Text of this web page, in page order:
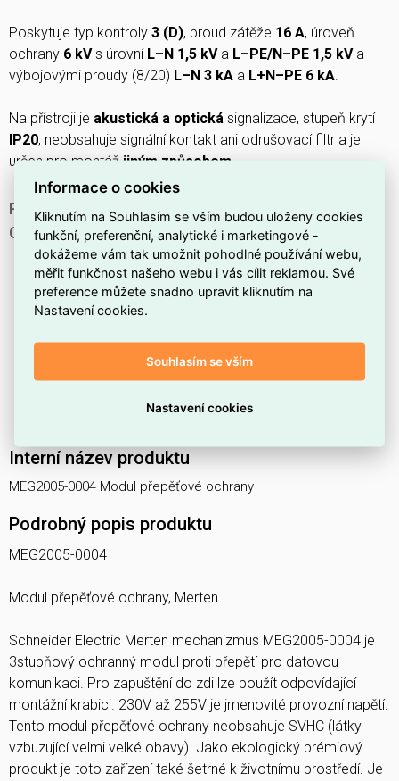
Poskytuje typ kontroly 3 (D), proud zátěže 16 A, úroveň
ochrany 6 kVs úrovní L–N 1,5 kVa L–PE/N–PE 1,5 kVa
výbojovými proudy (8/20) L–N 3 kA a L+N–PE 6 kA.
Na přístroji je akustická a optická signalizace, stupeň krytí
IP20, neobsahuje signální kontakt ani odrušovací filtr a je
určen pro montáž jiným způsobem
PROČ SI VYBRAT TENTO MODUL PŘEPĚŤOVÉ
OCHRANY?
Je určen pro instalace s2 póly.
Je zařazen do typu kontroly3 (D).
Jmenovitý proud zátěže je
Úroveň ochrany mezi vodiči L-N je
Celková úroveň ochrany je 6 kV
Interní název produktu
MEG2005-0004 Modul přepěťové ochrany
Podrobný popis produktu
MEG2005-0004
Modul přepěťové ochrany, Merten
Schneider Electric Merten mechanizmus MEG2005-0004 je
3stupňový ochranný modul proti přepětí pro datovou
komunikaci. Pro zapuštění do zdi lze použít odpovídající
montážní krabici. 230V až 255V je jmenovité provozní napětí.
Tento modul přepěťové ochrany neobsahuje SVHC (látky
vzbuzující velmi velké obavy). Jako ekologický prémiový
produkt je toto zařízení také šetrné k životnímu prostředí. Je
Informace o cookies
Kliknutím na Souhlasím se vším budou uloženy cookies
funkční, preferenční, analytické i marketingové -
dokážeme vám tak umožnit pohodlné používání webu,
měřit funkčnost našeho webu i vás cílit reklamou. Své
preference můžete snadno upravit kliknutím na
Nastavení cookies.
Souhlasím se vším
Nastavení cookies